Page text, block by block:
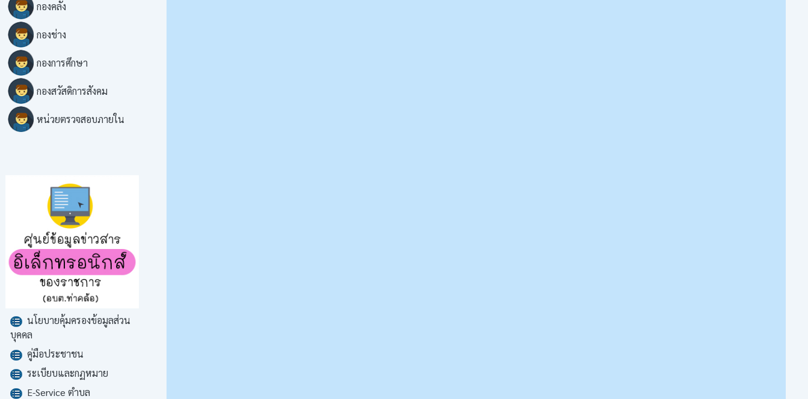
กองคลัง
กองช่าง
กองการศึกษา
กองสวัสดิการสังคม
หน่วยตรวจสอบภายใน
นโยบายคุ้มครองข้อมูลส่วน
บุคคล
คู่มือประชาชน
ระเบียบและกฏหมาย
E-Service ตำบล